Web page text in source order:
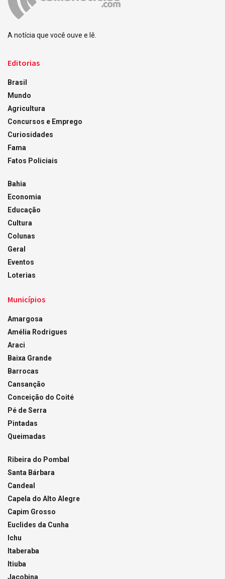
A notícia que você ouve e lê.
Editorias
Brasil
Mundo
Agricultura
Concursos e Emprego
Curiosidades
Fama
Fatos Policiais
Bahia
Economia
Educação
Cultura
Colunas
Geral
Eventos
Loterias
Municípios
Amargosa
Amélia Rodrigues
Araci
Baixa Grande
Barrocas
Cansanção
Conceição do Coité
Pé de Serra
Pintadas
Queimadas
Ribeira do Pombal
Santa Bárbara
Candeal
Capela do Alto Alegre
Capim Grosso
Euclides da Cunha
Ichu
Itaberaba
Itiuba
Jacobina